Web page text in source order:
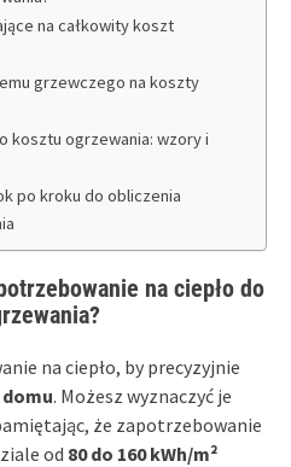
na całkowity koszt
grzewczego na koszty
kosztu ogrzewania: wzory i
po kroku do obliczenia
na ciepło do
na ciepło, by precyzyjnie
. Możesz wyznaczyć je
że zapotrzebowanie
od 80 do 160 kWh/m²